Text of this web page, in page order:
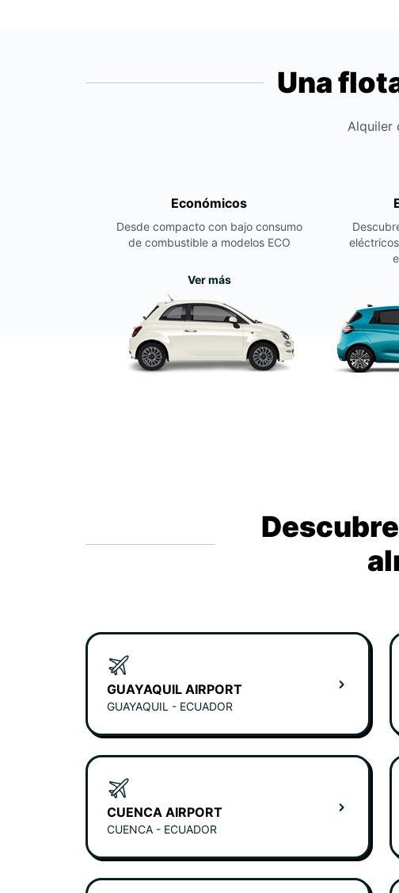
Una
Alquiler
Económicos
Desde compacto con bajo consumo
de combustible a modelos ECO
Ver más
GUAYAQUIL AIRPORT
GUAYAQUIL - ECUADOR
CUENCA AIRPORT
CUENCA - ECUADOR